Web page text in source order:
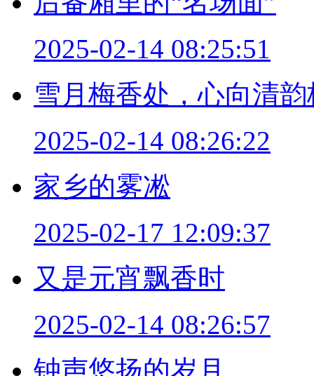
2025-02-14 08:25:51
雪月梅香处，心向清韵
2025-02-14 08:26:22
家乡的雾凇
2025-02-17 12:09:37
又是元宵飘香时
2025-02-14 08:26:57